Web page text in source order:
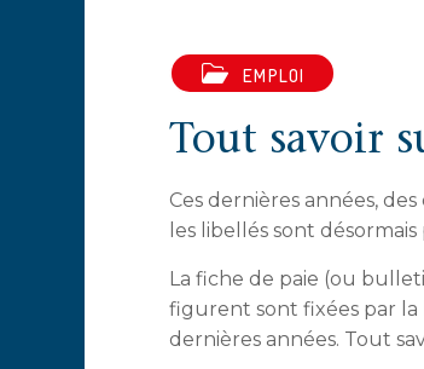
EMPLOI
Tout savoir
Ces dernières années,
les libellés sont
La fiche de paie (ou
figurent sont fixées par la
dernières années. Tout